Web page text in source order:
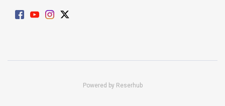
Powered by Reserhub